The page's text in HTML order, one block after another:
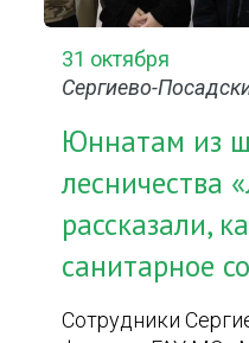
31 октября
Сергиево-
Юннатам из
лесничества
рассказали,
санитарное
Сотрудники